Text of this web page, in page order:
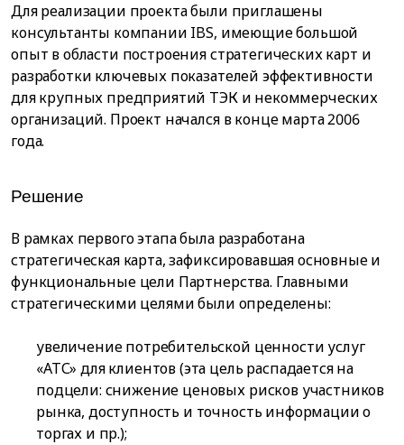
Для реализации проекта были приглашены
консультанты компании IBS, имеющие большой
опыт в области построения стратегических карт и
разработки ключевых показателей эффективности
для крупных предприятий ТЭК и некоммерческих
организаций. Проект начался в конце марта 2006
года.
Решение
В рамках первого этапа была разработана
стратегическая карта, зафиксировавшая основные и
функциональные цели Партнерства. Главными
стратегическими целями были определены:
увеличение потребительской ценности услуг
«АТС» для клиентов (эта цель распадается на
подцели: снижение ценовых рисков участников
рынка, доступность и точность информации о
торгах и пр.);